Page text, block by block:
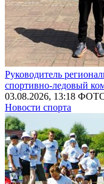
Руководитель
спортивно-ледовый
03.08.2026, 13:18
Новости спорта